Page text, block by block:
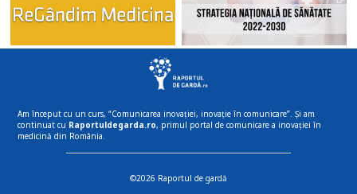
Am început cu un curs, “Comunicarea inovației, inovație în comunicare”. Și am
continuat cu Raportuldegarda.ro, primul portal de comunicare a inovației în
medicină din România.
©2026 Raportul de gardă